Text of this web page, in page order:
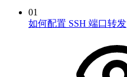
01
如何配置 SSH 端口转发